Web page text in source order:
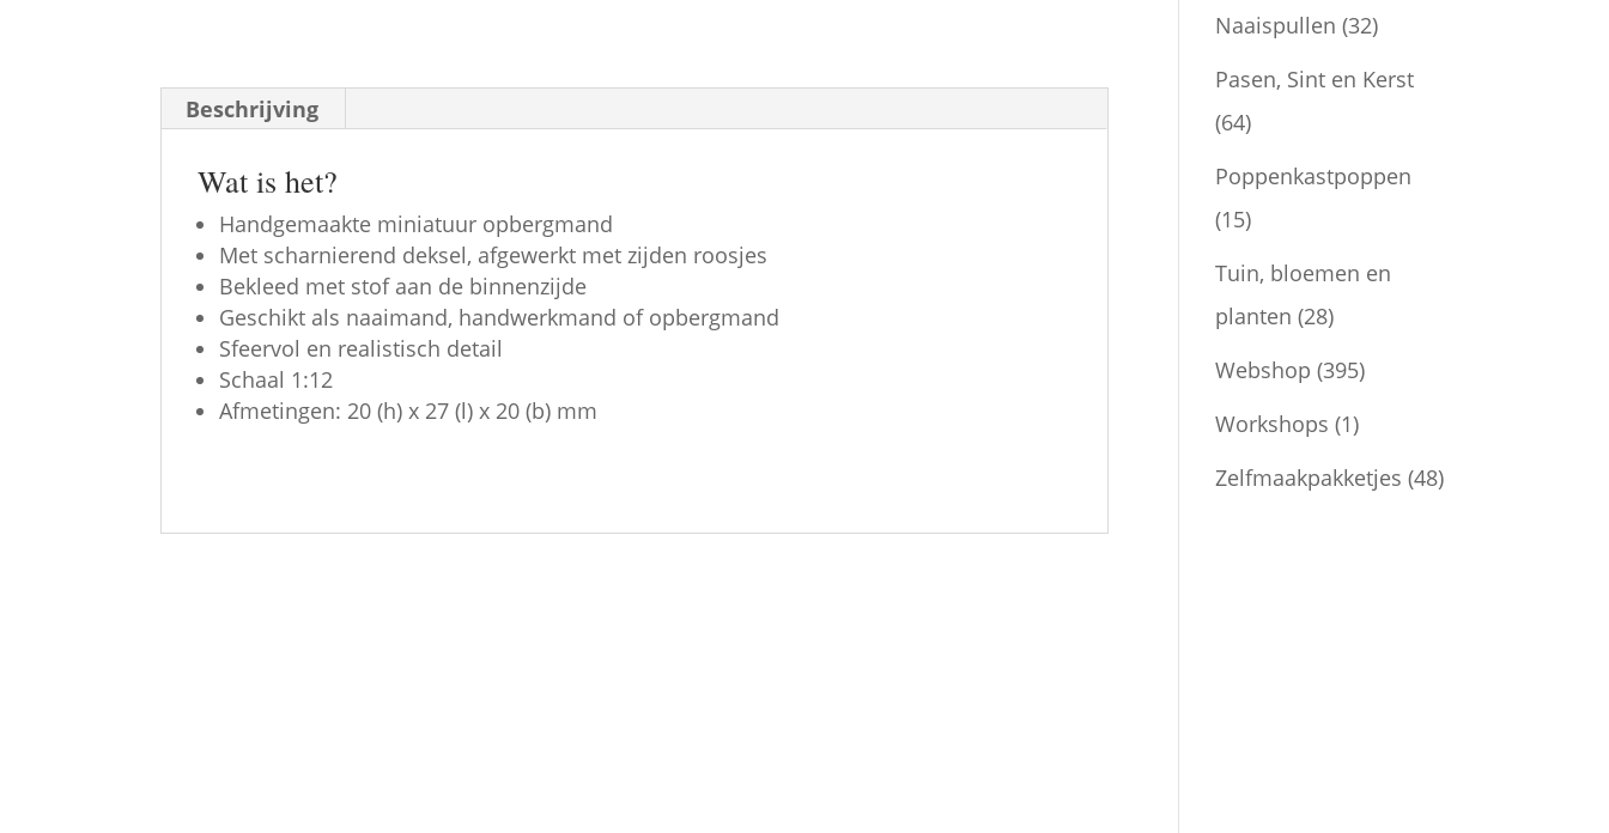
Beschrijving
Wat is het?
Handgemaakte miniatuur opbergmand
Met scharnierend deksel, afgewerkt met zijden roosjes
Bekleed met stof aan de binnenzijde
Geschikt als naaimand, handwerkmand of opbergmand
Sfeervol en realistisch detail
Schaal 1:12
Afmetingen: 20 (h) x 27 (l) x 20 (b) mm
Naaispullen (32)
Pasen, Sint en Kerst
(64)
Poppenkastpoppen
(15)
Tuin, bloemen en
planten (28)
Webshop (395)
Workshops (1)
Zelfmaakpakketjes (48)